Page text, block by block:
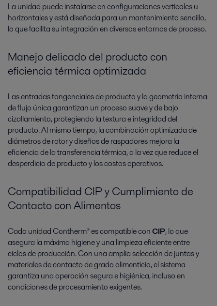
La unidad puede instalarse en configuraciones verticales u
horizontales y está diseñada para un mantenimiento sencillo,
lo que facilita su integración en diversos entornos de proceso.
Manejo delicado del producto con
eficiencia térmica optimizada
Las entradas tangenciales de producto y la geometría interna
de flujo única garantizan un proceso suave y de bajo
cizallamiento, protegiendo la textura e integridad del
producto. Al mismo tiempo, la combinación optimizada de
diámetros de rotor y diseños de raspadores mejora la
eficiencia de la transferencia térmica, a la vez que reduce el
desperdicio de producto y los costos operativos.
Compatibilidad CIP y Cumplimiento de
Contacto con Alimentos
Cada unidad Contherm® es compatible conCIP, lo que
asegura la máxima higiene y una limpieza eficiente entre
ciclos de producción. Con una amplia selección de juntas y
materiales de contacto de grado alimenticio, el sistema
garantiza una operación segura e higiénica, incluso en
condiciones de procesamiento exigentes.